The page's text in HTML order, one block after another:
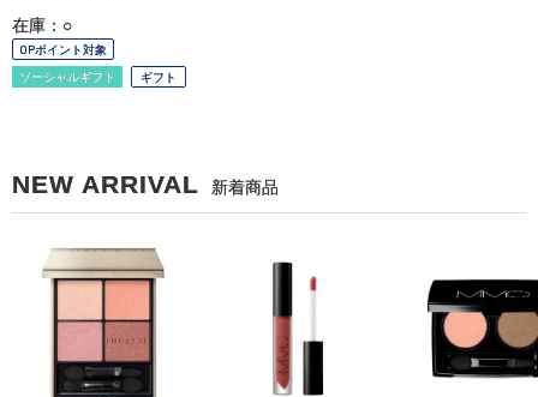
在庫：○
OPポイント対象
ソーシャルギフト
ギフト
NEW ARRIVAL 新着商品